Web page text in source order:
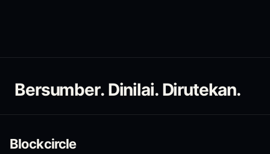
Bersumber. Dinilai. Dirutekan.
Blockcircle